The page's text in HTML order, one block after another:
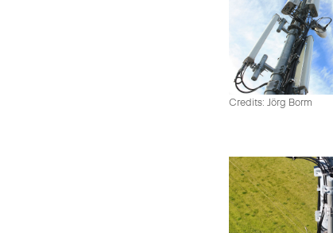
Credits: Jörg Borm